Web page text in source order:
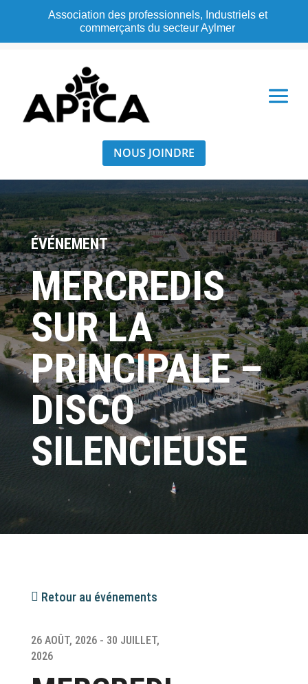
Association des professionnels, Industriels et
commerçants du secteur Aylmer
NOUS JOINDRE
ÉVÉNEMENT
MERCREDIS
SUR LA
PRINCIPALE –
DISCO
SILENCIEUSE
Retour au événements
26 AOÛT, 2026 - 30 JUILLET,
2026